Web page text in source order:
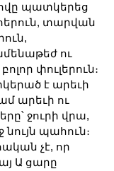
պատկերեց
տարվան
ու
փուլերուն։
է արեւի
արեւի ու
ջուրի վրա,
նույն պահուն։
չէ, որ
Ա ցարը